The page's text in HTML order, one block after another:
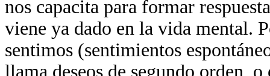
nos capacita para formar
viene ya dado en la vida mental.
sentimos (sentimientos
llama deseos de segundo orden,